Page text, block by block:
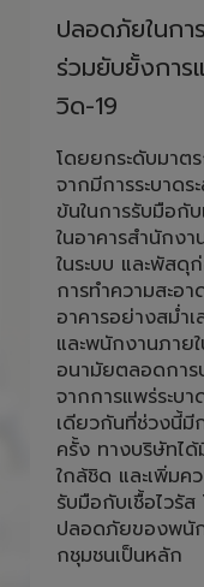
เราพร้อมยึด
ความร่วมมือใ
ปลอดภัยในกา
วิด-19
โดยยกระดับมาต
จากมีการระบาดร
ข้นในการรับมือกับ
ในอาคารสำนักง
ในระบบ และพัสดุ
การทำความสะอ
อาคารอย่างสม่ำ
และพนักงานภาย
อนามัยตลอดกา
จากการแพร่ระบ
เดียวกันที่ช่วงนี้มี
ครั้ง ทางบริษัทไ
ใกล้ชิด และเพิ่มค
รับมือกับเชื้อไวรัส